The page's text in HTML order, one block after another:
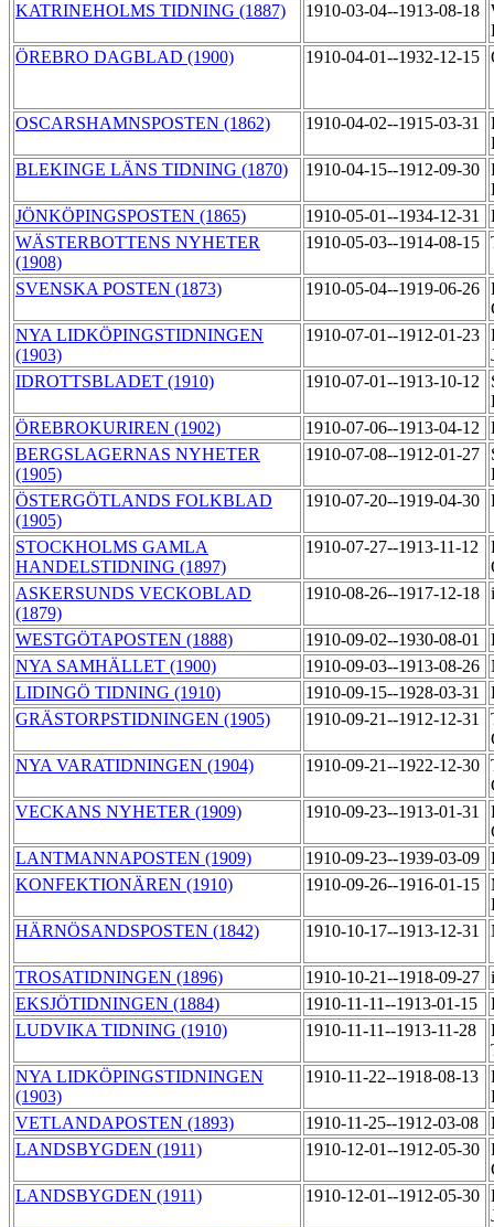
KATRINEHOLMS TIDNING (1887)
1910-03-04--1913-08-18
ÖREBRO DAGBLAD (1900)
1910-04-01--1932-12-15
OSCARSHAMNSPOSTEN (1862) 1910-04-02--1915-03-31
BLEKINGE LÄNS TIDNING (1870)
1910-04-15--1912-09-30
JÖNKÖPINGSPOSTEN (1865)
1910-05-01--1934-12-31
WÄSTERBOTTENS NYHETER
(1908)
1910-05-03--1914-08-15
SVENSKA POSTEN (1873) 1910-05-04--1919-06-26
NYA LIDKÖPINGSTIDNINGEN
(1903)
1910-07-01--1912-01-23
IDROTTSBLADET (1910)
1910-07-01--1913-10-12
ÖREBROKURIREN (1902)
1910-07-06--1913-04-12
BERGSLAGERNAS NYHETER
(1905)
1910-07-08--1912-01-27
ÖSTERGÖTLANDS FOLKBLAD
(1905)
1910-07-20--1919-04-30
STOCKHOLMS GAMLA
HANDELSTIDNING (1897)
1910-07-27--1913-11-12
ASKERSUNDS VECKOBLAD
(1879)
1910-08-26--1917-12-18
WESTGÖTAPOSTEN (1888) 1910-09-02--1930-08-01
NYA SAMHÄLLET (1900)
1910-09-03--1913-08-26
LIDINGÖ TIDNING (1910)
1910-09-15--1928-03-31
GRÄSTORPSTIDNINGEN (1905)
1910-09-21--1912-12-31
NYA VARATIDNINGEN (1904)
1910-09-21--1922-12-30
VECKANS NYHETER (1909)
1910-09-23--1913-01-31
LANTMANNAPOSTEN (1909)
1910-09-23--1939-03-09
KONFEKTIONÄREN (1910)
1910-09-26--1916-01-15
HÄRNÖSANDSPOSTEN (1842)
1910-10-17--1913-12-31
TROSATIDNINGEN (1896) 1910-10-21--1918-09-27
EKSJÖTIDNINGEN (1884)
1910-11-11--1913-01-15
LUDVIKA TIDNING (1910)
1910-11-11--1913-11-28
NYA LIDKÖPINGSTIDNINGEN
(1903)
1910-11-22--1918-08-13
VETLANDAPOSTEN (1893)
1910-11-25--1912-03-08
LANDSBYGDEN (1911)
1910-12-01--1912-05-30
LANDSBYGDEN (1911)
1910-12-01--1912-05-30